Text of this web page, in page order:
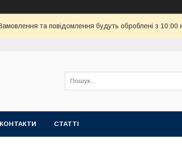
та повідомлення будуть оброблені з
КОНТАКТИ СТАТТІ